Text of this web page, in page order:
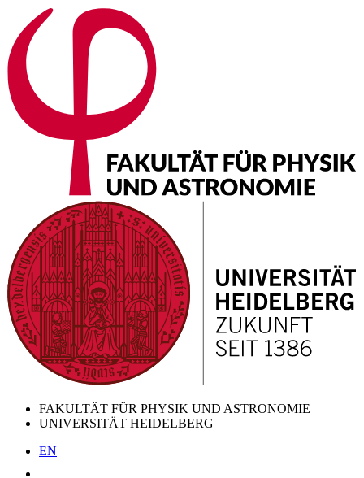
FAKULTÄT FÜR PHYSIK UND ASTRONOMIE
UNIVERSITÄT HEIDELBERG
EN